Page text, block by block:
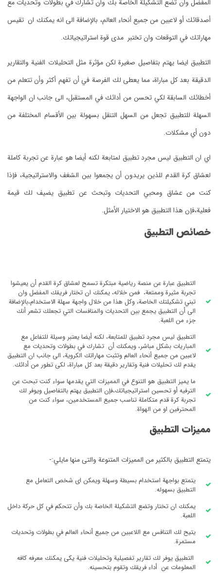
المفضل وان تضع التشكيلة الخاصة بك وأن تشارك في بطولات وتحديات مع
أصدقائك أو لاعبين من جميع أنحاء العالم، بالإضافة الى انه يمكنك ان تقيس
مهاراتك في التوقعات وان تختبر مدى قوة استراتيجياتك.
التطبيق ايضا يهتم بتفاصيل صغيرة لكن مؤثرة مثل التحليلات الفنية والتقارير
الدقيقة بعد كل مباراة، مما يعطى لك الفرصة في أن تفهم أكثر وأن تتعلم من
أخطائك السابقة لكي تحسن من أدائك في المستقبل، الى جانب ان الواجهة
السهلة للتطبيق تجعل من السهل التنقل بسهولة بين الأقسام المختلفة من
دون أي مشكلات.
اي ان التطبيق ليس مجرد تطبيق لمتابعة لكنه أيضا هو عبارة عن تجربة كاملة
لعشاق كرة القدم للذين يريدون أن يجمعوا بين الشغف والاستراتيجية، فإذا
كنت من عشاق ومحبي التحديات وتبحث عن تطبيق يضيف لك قيمة
فعلية،فإن هذا التطبيق هو الاختيار الأمثل.
خصائص التطبيق
التطبيق عبارة عن منصة رياضية مبتكرة تسمح لعشاق كرة القدم أن يعيشوا
تجربة مثيرة وممتعة، فمن خلاله، يمكنك ان تختار فريقك المفضل وان
تبني تشكيلتك الخاصة، وكل هذا من خلال واجهة سهلة الاستخدام،بالإضافة
الى أن التطبيق يجمع بين التحديات والمنافسات التي تجعلك تشعر أنك
جزء من اللعبة.
التطبيق ليس مجرد تطبيق للمتابعة، لكنه أيضا يعتبر وسيلة للتفاعل مع
المباريات بشكل مباشر، ويمكنك أن تشارك في بطولات وتحديات مع
لاعبين من جميع أنحاء العالم وتثبت مهاراتك الكروية، الى جانب ان التطبيق
يقدم لك تحليلات فنية وتقارير دقيقة بعد كل مباراة، لكى تطور من أدائك.
ما يميز التطبيق هو التنوع في المميزات التي يقدمها سواء كنت تبحث عن
الترفيه أو تحسين استراتيجياتك،فإن التطبيق يهتم بالتفاصيل ويوفر لك
تجربة كرة قدم متكاملة تناسب جميع المستخدمين، سواء كنت من
المحترفين او من الهواة.
مميزات التطبيق
يتمتع التطبيق بالكثير من المميزات المتنوعة والتى منها مايلي:-
يتمتع بواجهة استخدام بسيطة وسهلة ويمكن اى شخص التعامل مع
التطبيق بسهوله.
يمكنك ان تختار وتضع التشكيلة الخاصة بك وأن تتحكم في كل حركة داخل
اللعبة.
يتيح لك التنافس مع اللاعبين من جميع أنحاء العالم في بطولات وتحديات
مستمرة.
التطبيق يوفر لك تقارير تفصيلية وتحليلات فنية يكى يمكنك معرفه كافه
المعلومات عن أداء فريقك وتقوم بتحسينه.